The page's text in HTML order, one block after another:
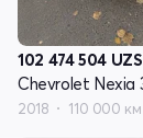
102 474 504 UZS
2018 110 000 км